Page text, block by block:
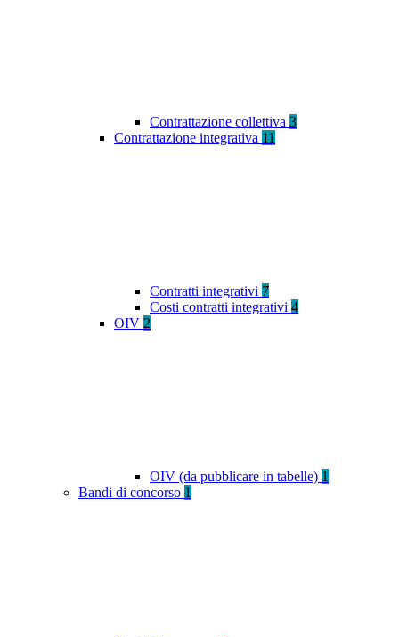
Contrattazione collettiva 3
Contrattazione integrativa 11
Contratti integrativi 7
Costi contratti integrativi 4
OIV 2
OIV (da pubblicare in tabelle) 1
Bandi di concorso 1